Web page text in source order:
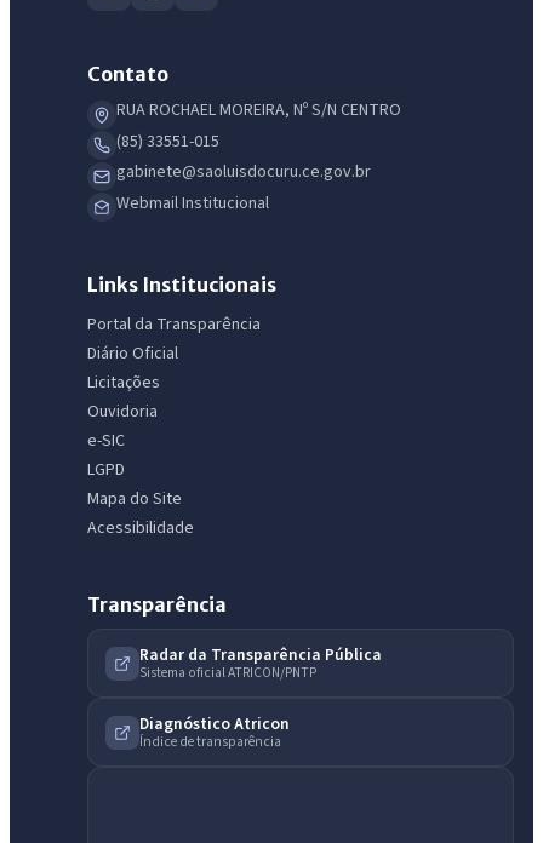
Contato
RUA ROCHAEL MOREIRA, Nº S/N CENTRO
(85) 33551-015
gabinete@saoluisdocuru.ce.gov.br
Webmail Institucional
Links Institucionais
Portal da Transparência
Diário Oficial
Licitações
Ouvidoria
e-SIC
LGPD
Mapa do Site
Acessibilidade
Transparência
Radar da Transparência Pública
Sistema oficial ATRICON/PNTP
Diagnóstico Atricon
Índice de transparência